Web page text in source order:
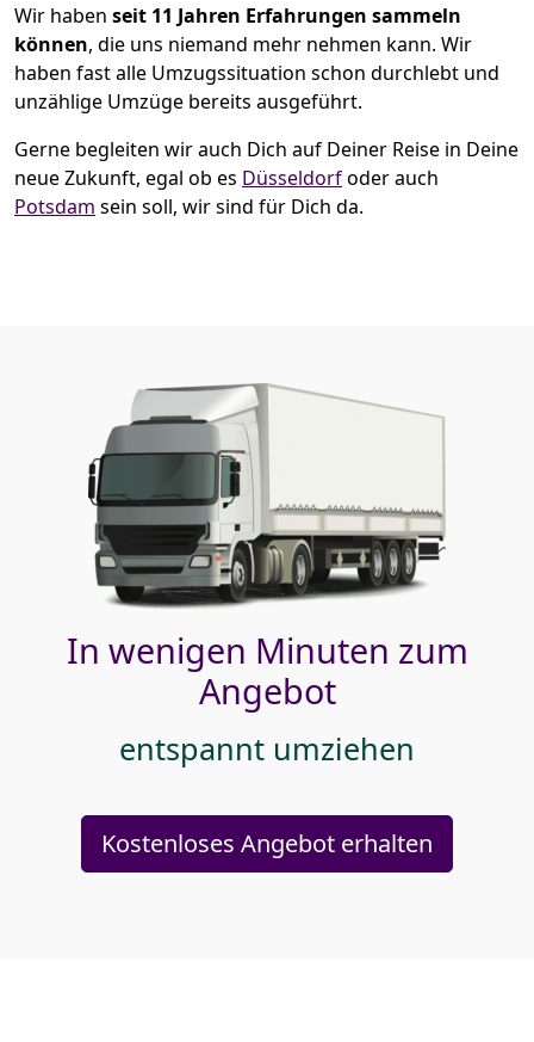
Wir haben seit 11 Jahren Erfahrungen sammeln
können, die uns niemand mehr nehmen kann. Wir
haben fast alle Umzugssituation schon durchlebt und
unzählige Umzüge bereits ausgeführt.
Gerne begleiten wir auch Dich auf Deiner Reise in Deine
neue Zukunft, egal ob es Düsseldorfoder auch
Potsdam sein soll, wir sind für Dich da.
In wenigen Minuten zum
Angebot
entspannt umziehen
Kostenloses Angebot erhalten